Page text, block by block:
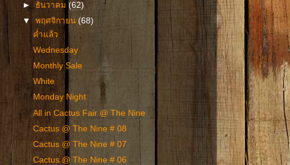
► ธันวาคม(62)
▼พฤศจิกายน(68)
ค่ำแล้ว
Wednesday
Monthly Sale
White
Monday Night
All in Cactus Fair @ The Nine
Cactus @ The Nine # 08
Cactus @ The Nine # 07
Cactus @ The Nine # 06